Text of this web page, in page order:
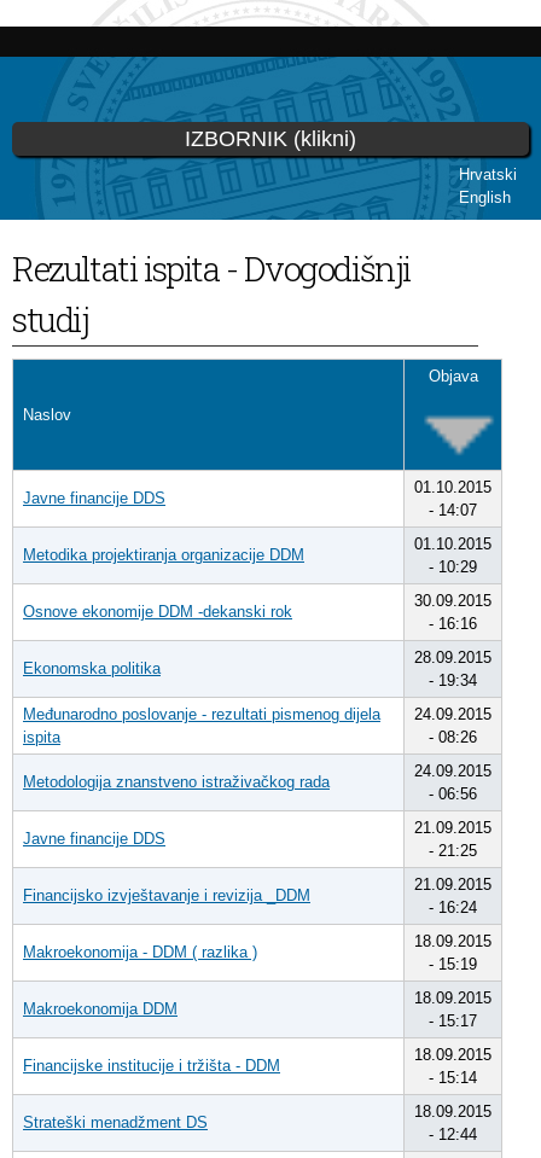
Skoči
glavni
sadržaj
Hrvatski
English
IZBORNIK (klikni)
Vi ste ovdje
Rezultati ispita - Dvogodišnji
studij
Naslov
Objava
Javne financije DDS
01.10.2015
- 14:07
Metodika projektiranja organizacije DDM
01.10.2015
- 10:29
Osnove ekonomije DDM -dekanski rok
30.09.2015
- 16:16
Ekonomska politika
28.09.2015
- 19:34
Međunarodno poslovanje - rezultati pismenog dijela
ispita
24.09.2015
- 08:26
Metodologija znanstveno istraživačkog rada
24.09.2015
- 06:56
Javne financije DDS
21.09.2015
- 21:25
Financijsko izvještavanje i revizija _DDM
21.09.2015
- 16:24
Makroekonomija - DDM ( razlika )
18.09.2015
- 15:19
Makroekonomija DDM
18.09.2015
- 15:17
Financijske institucije i tržišta - DDM
18.09.2015
- 15:14
Strateški menadžment DS
18.09.2015
- 12:44